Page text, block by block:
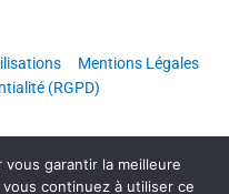
Mentions Légales
(RGPD)
garantir la meilleure
continuez à utiliser ce